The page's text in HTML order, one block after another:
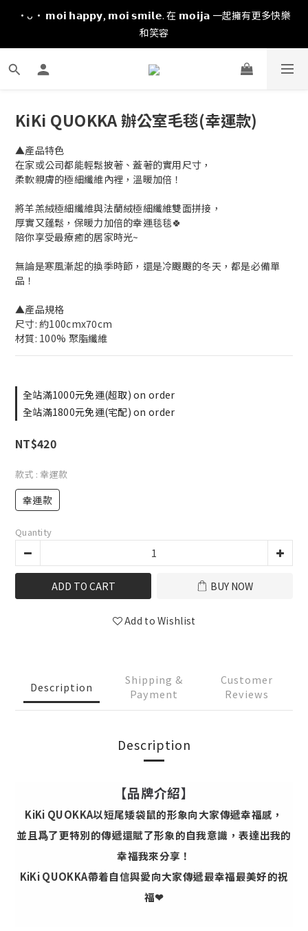
·ᴗ· 𝗺𝗼𝗶 𝗵𝗮𝗽𝗽𝘆, 𝗺𝗼𝗶 𝘀𝗺𝗶𝗹𝗲. 在 𝗺𝗼𝗶𝗷𝗮 一起擁有更多快樂
和笑容
KiKi QUOKKA 辦公室毛毯(幸運款)
▲產品特色
在家或公司都能輕鬆披著、蓋著的實用尺寸，
柔軟親膚的極細纖維內裡，溫暖加倍！
將羊羔絨極細纖維與法蘭絨極細纖維雙面拼接，
厚實又蓬鬆，保暖力加倍的幸運毯毯🍀
陪你享受最療癒的居家時光~
無論是寒風漸起的換季時節，還是冷颼颼的冬天，都是必備單
品！
▲產品規格
尺寸: 約100cmx70cm
材質: 100% 聚脂纖維
全站滿1000元免運(超取) on order
全站滿1800元免運(宅配) on order
NT$420
款式 : 幸運款
幸運款
Quantity
ADD TO CART BUY NOW
Add to Wishlist
Description
Shipping &
Payment
Customer
Reviews
Description
【品牌介紹】
KiKi QUOKKA以短尾矮袋鼠的形象向大家傳遞幸福感，
並且爲了更特別的傳遞還賦了形象的自我意識，表達出我的
幸福我來分享！
KiKi QUOKKA帶着自信與愛向大家傳遞最幸福最美好的祝
福❤